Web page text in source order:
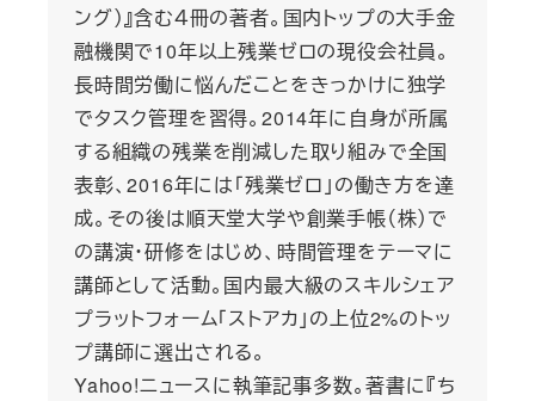
ング）』含む４冊の著者。国内トップの大手金
融機関で10年以上残業ゼロの現役会社員。
長時間労働に悩んだことをきっかけに独学
でタスク管理を習得。2014年に自身が所属
する組織の残業を削減した取り組みで全国
表彰、2016年には「残業ゼロ」の働き方を達
成。その後は順天堂大学や創業手帳（株）で
の講演・研修をはじめ、時間管理をテーマに
講師として活動。国内最大級のスキルシェア
プラットフォーム「ストアカ」の上位2%のトッ
プ講師に選出される。
Yahoo!ニュースに執筆記事多数。著書に『ち